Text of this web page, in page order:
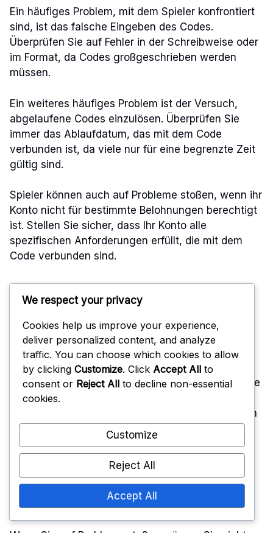
Ein häufiges Problem, mit dem Spieler konfrontiert
sind, ist das falsche Eingeben des Codes.
Überprüfen Sie auf Fehler in der Schreibweise oder
im Format, da Codes großgeschrieben werden
müssen.
Ein weiteres häufiges Problem ist der Versuch,
abgelaufene Codes einzulösen. Überprüfen Sie
immer das Ablaufdatum, das mit dem Code
verbunden ist, da viele nur für eine begrenzte Zeit
gültig sind.
Spieler können auch auf Probleme stoßen, wenn ihr
Konto nicht für bestimmte Belohnungen berechtigt
ist. Stellen Sie sicher, dass Ihr Konto alle
spezifischen Anforderungen erfüllt, die mit dem
Code verbunden sind.
Best Practices für eine
erfolgreiche Einlösung
Um Ihre Chancen auf eine erfolgreiche
Codeeinlösung zu erhöhen, kopieren und fügen Sie
Codes immer direkt aus der Quelle ein, anstatt sie
manuell einzugeben. Dies minimiert das Risiko von
Fehlern.
Behalten Sie die Ablaufdaten der Codes im Auge
und lösen Sie sie so schnell wie möglich ein, um
keine Belohnungen zu verpassen. Erinnerungen
können Ihnen helfen, organisiert zu bleiben.
We respect your privacy
Cookies help us improve your experience,
deliver personalized content, and analyze
traffic. You can choose which cookies to allow
by clicking Customize. Click Accept All to
consent or Reject All to decline non-essential
cookies.
Customize
Reject All
Accept All